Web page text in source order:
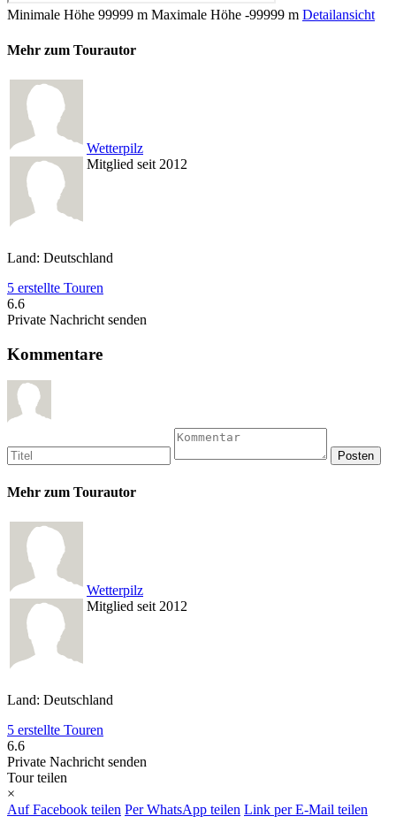
Minimale Höhe 99999 m Maximale Höhe -99999 m Detailansicht
Mehr zum Tourautor
Wetterpilz
Mitglied seit 2012
Land: Deutschland
5 erstellte Touren
6.6
Private Nachricht senden
Kommentare
Mehr zum Tourautor
Wetterpilz
Mitglied seit 2012
Land: Deutschland
5 erstellte Touren
6.6
Private Nachricht senden
Tour teilen
×
Auf Facebook teilen Per WhatsApp teilen Link per E-Mail teilen